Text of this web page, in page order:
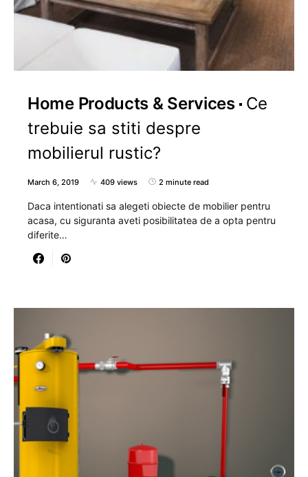
Home Products & Services Ce
trebuie sa stiti despre
mobilierul rustic?
March 6, 2019 409 views 2 minute read
Daca intentionati sa alegeti obiecte de mobilier pentru
acasa, cu siguranta aveti posibilitatea de a opta pentru
diferite…